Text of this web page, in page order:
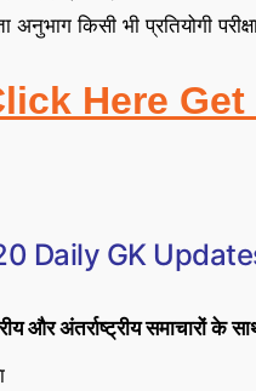
अनुभाग किसी भी प्रतियोगी
Here
Daily GK
और अंतर्राष्ट्रीय समाचारों के